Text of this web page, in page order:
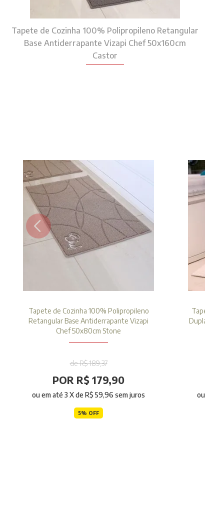
Tapete de Cozinha 100% Polipropileno Retangular
Base Antiderrapante Vizapi Chef 50x160cm
Castor
Tapete de Cozinha 100% Polipropileno
Retangular Base Antiderrapante Vizapi
Chef 50x80cm Stone
de R$ 189,37
POR R$ 179,90
ou em até3 X deR$ 59,96 sem juros
5% OFF